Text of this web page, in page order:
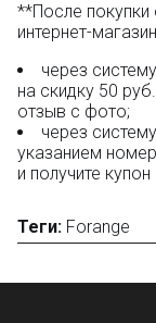
**После
интернет-
через
на скидку 50
отзыв с фото;
через систему
указанием
и получите
Теги: Forange